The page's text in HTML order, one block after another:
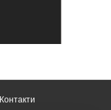
Контакти